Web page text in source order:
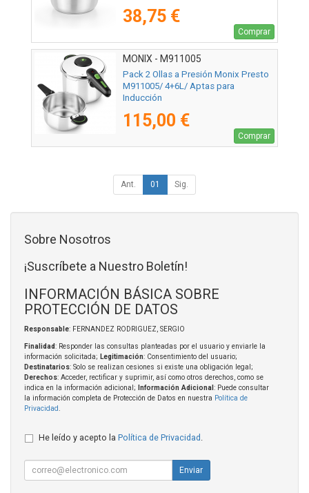
38,75 €
Comprar
MONIX - M911005
Pack 2 Ollas a Presión Monix Presto
M911005/ 4+6L/ Aptas para
Inducción
115,00 €
Comprar
Ant. 01 Sig.
Sobre Nosotros
¡Suscríbete a Nuestro Boletín!
INFORMACIÓN BÁSICA SOBRE
PROTECCIÓN DE DATOS
Responsable: FERNANDEZ RODRIGUEZ, SERGIO
Finalidad: Responder las consultas planteadas por el usuario y enviarle la
información solicitada; Legitimación: Consentimiento del usuario;
Destinatarios: Solo se realizan cesiones si existe una obligación legal;
Derechos: Acceder, rectificar y suprimir, así como otros derechos, como se
indica en la información adicional;
Información Adicional : Puede consultar
la información completa de Protección de Datos en nuestra Política de
Privacidad.
He leído y acepto la Política de Privacidad .
Enviar